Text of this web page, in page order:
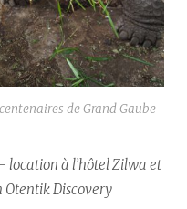
de Grand Gaube
location à l’hôtel Zilwa et
Otentik Discovery